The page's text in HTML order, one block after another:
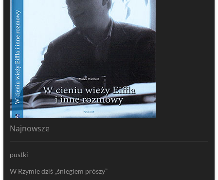
Najnowsze
pustki
W Rzymie dziś „śniegiem prószy”